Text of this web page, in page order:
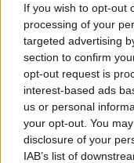
If you wish to opt-out
processing of your
targeted advertising
section to confirm
opt-out request is
interest-based ads
us or personal
your opt-out. You
disclosure of your
IAB’s list of
LIFESTYLE
PARAPOLITIKA
Μάρκος
"Είμαστε 22
γνωριστήκαμε
παντρεμένοι"